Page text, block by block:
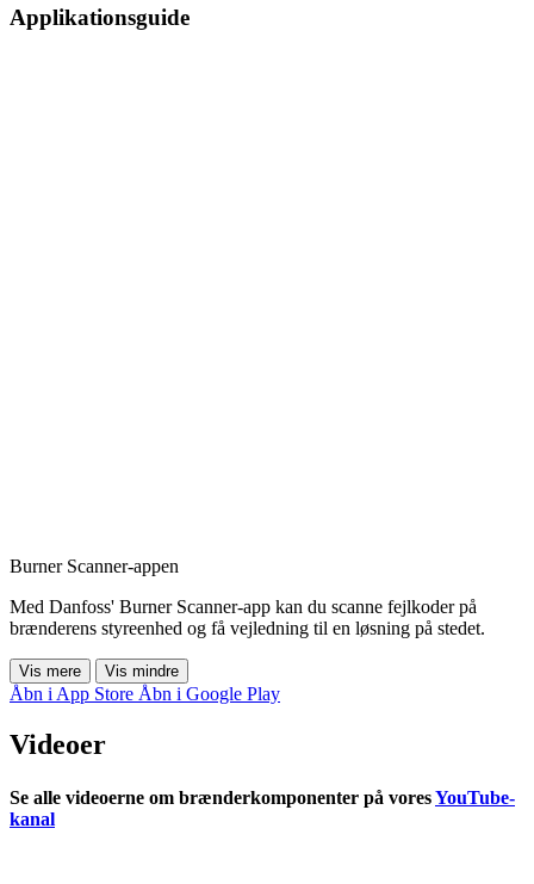
Applikationsguide
Burner Scanner-appen
Med Danfoss' Burner Scanner-app kan du scanne fejlkoder på
brænderens styreenhed og få vejledning til en løsning på stedet.
Vis mere Vis mindre
Åbn i App Store Åbn i Google Play
Videoer
Se alle videoerne om brænderkomponenter på voresYouTube-
kanal